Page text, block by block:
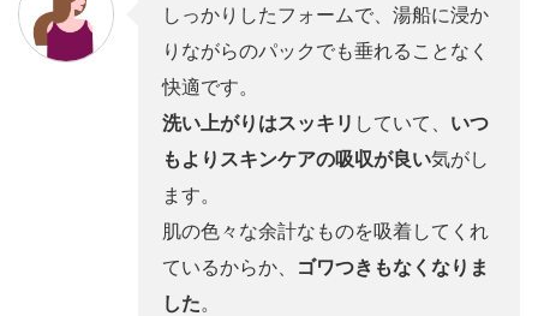
しっかりしたフォームで、湯船に浸か
りながらのパックでも垂れることなく
快適です。
洗い上がりはスッキリ していて、 いつ
もよりスキンケアの吸収が良い気がし
ます。
肌の色々な余計なものを吸着してくれ
ているからか、 ゴワつきもなくなりま
した。